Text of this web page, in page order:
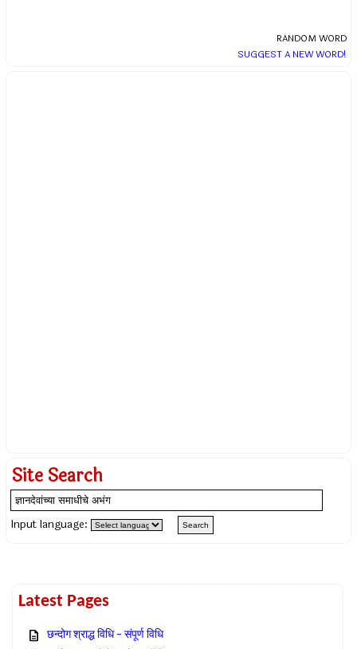
RANDOM WORD
SUGGEST A NEW WORD!
Site Search
Input language:
Latest Pages
छन्दोग श्राद्ध विधि – संपूर्ण विधि